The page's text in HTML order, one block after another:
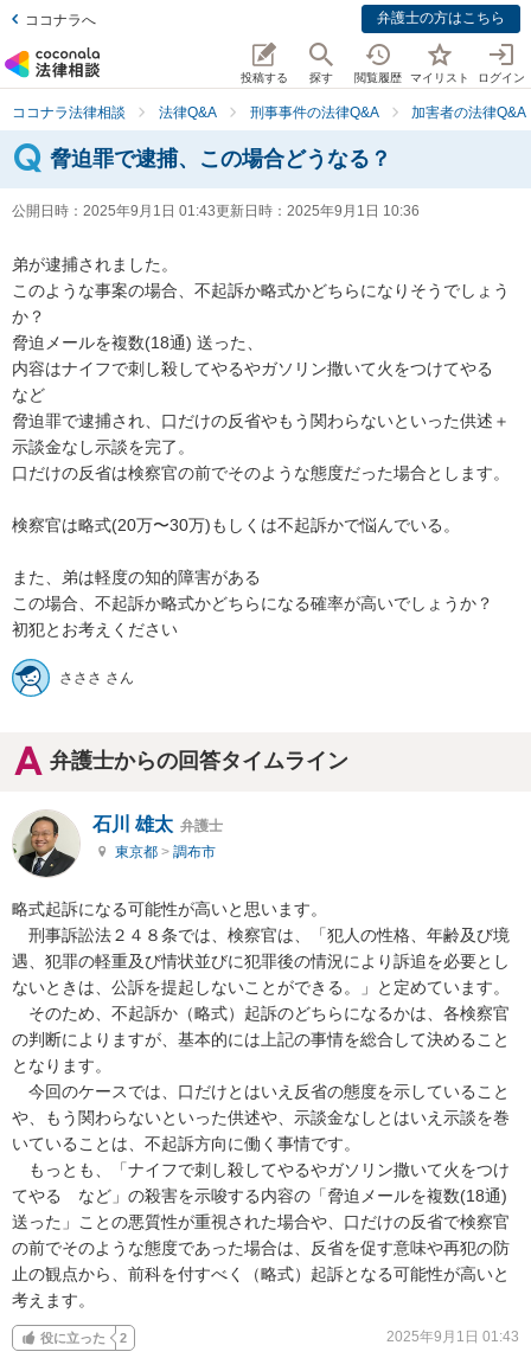
ココナラへ 弁護士の方はこちら
投稿する 探す 閲覧履歴 マイリスト ログイン
ココナラ法律相談 法律Q&A 刑事事件の法律Q&A 加害者の法律Q&A
脅迫罪で逮捕、この場合どうなる？
公開日時： 2025年9月1日 01:43更新日時： 2025年9月1日 10:36
弟が逮捕されました。
このような事案の場合、不起訴か略式かどちらになりそうでしょう
か？
脅迫メールを複数(18通) 送った、
内容はナイフで刺し殺してやるやガソリン撒いて火をつけてやる
など
脅迫罪で逮捕され、口だけの反省やもう関わらないといった供述＋
示談金なし示談を完了。
口だけの反省は検察官の前でそのような態度だった場合とします。
検察官は略式(20万〜30万)もしくは不起訴かで悩んでいる。
また、弟は軽度の知的障害がある
この場合、不起訴か略式かどちらになる確率が高いでしょうか？
初犯とお考えください
さささ さん
弁護士からの回答タイムライン
石川 雄太 弁護士
東京都 > 調布市
略式起訴になる可能性が高いと思います。
刑事訴訟法２４８条では、検察官は、「犯人の性格、年齢及び境
遇、犯罪の軽重及び情状並びに犯罪後の情況により訴追を必要とし
ないときは、公訴を提起しないことができる。」と定めています。
そのため、不起訴か（略式）起訴のどちらになるかは、各検察官
の判断によりますが、基本的には上記の事情を総合して決めること
となります。
今回のケースでは、口だけとはいえ反省の態度を示していること
や、もう関わらないといった供述や、示談金なしとはいえ示談を巻
いていることは、不起訴方向に働く事情です。
もっとも、「ナイフで刺し殺してやるやガソリン撒いて火をつけ
てやる　など」の殺害を示唆する内容の「脅迫メールを複数(18通)
送った」ことの悪質性が重視された場合や、口だけの反省で検察官
の前でそのような態度であった場合は、反省を促す意味や再犯の防
止の観点から、前科を付すべく（略式）起訴となる可能性が高いと
考えます。
役に立った 2 2025年9月1日 01:43